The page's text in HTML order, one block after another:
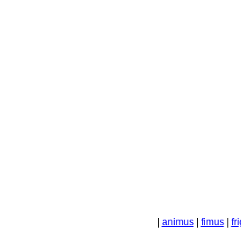
animus| fimus|